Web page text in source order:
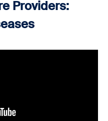
Providers: